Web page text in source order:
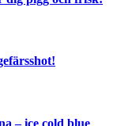
– ice cold blue